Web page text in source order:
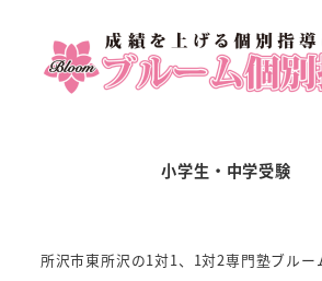
小学生・中学受験
所沢市東所沢の1対1、1対2専門塾ブル